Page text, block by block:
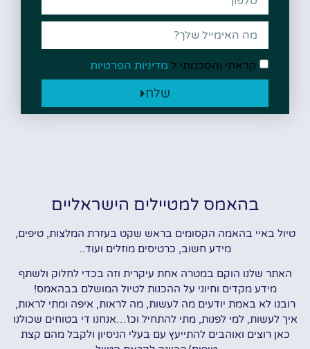
קראתי והסכמתי ל מדיניות הפרטיות
שלח
בהאמס למטיילים הישראליים
טיול באיי בהאמה הקסומים בראש שקט בעזרת המלצות, טיפים,
מידע חשוב, כרטיסים מוזלים ועוד..
האתר שלנו הוקם במטרה אחת עיקרית וזה בכדי לחלוק ולשתף
מידע מקדים וחיוני על ההכנות לטיול המושלם בבהאמס!
רובנו לא באמת יודעים מה לעשות, מה לראות, איפה ומתי לראות,
איך לעשות, למי לפנות, מתי להתחיל וכו'…אנחנו די בטוחים שכולנו
כאן רוצים ואוהבים להתייעץ עם בעלי הניסיון ולקבל מהם קצת